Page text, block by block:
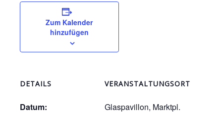
Zum Kalender
hinzufügen
DETAILS
Datum:
VERANSTALTUNGSORT
Glaspavillon, Marktpl.